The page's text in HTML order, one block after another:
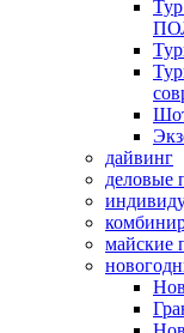
дайвинг
деловые
майские